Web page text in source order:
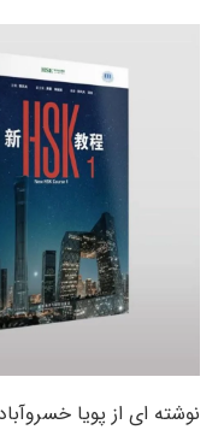
نوشته ای از پویا خسروآبادی